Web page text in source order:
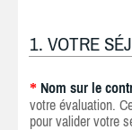
1. VOTRE
* Nom sur le
votre évaluation.
pour valider votre